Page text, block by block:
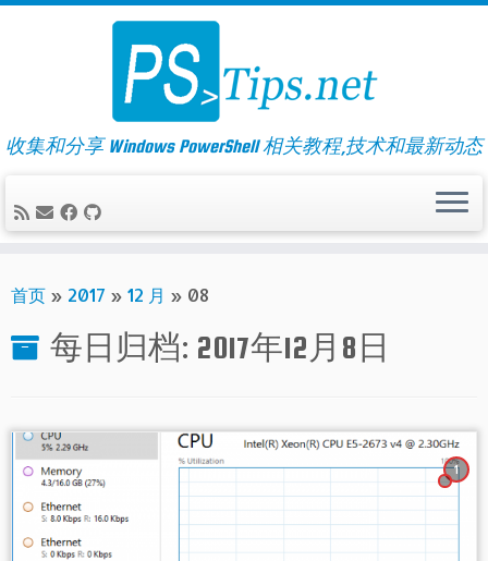
Skip
收集和分享 Windows PowerShell 相关教程,技术和最新动态
首页 » 2017 » 12 月 » 08
每日归档: 2017年12月8日
1